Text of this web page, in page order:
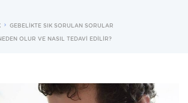
GEBELİKTE SIK SORULAN SORULAR
OLUR VE NASIL TEDAVİ EDİLİR?